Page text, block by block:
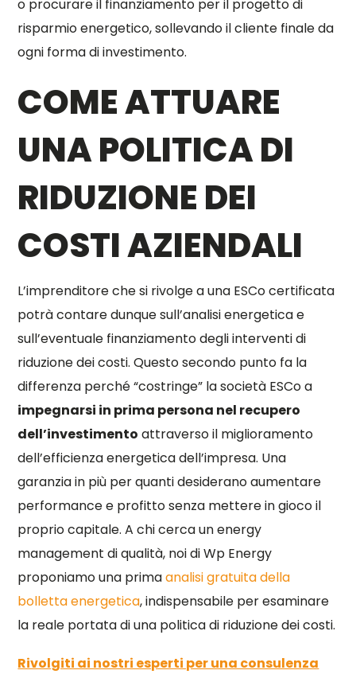
o procurare il finanziamento per il progetto di
risparmio energetico, sollevando il cliente finale da
ogni forma di investimento.
COME ATTUARE
UNA POLITICA DI
RIDUZIONE DEI
COSTI AZIENDALI
L’imprenditore che si rivolge a una ESCo certificata
potrà contare dunque sull’analisi energetica e
sull’eventuale finanziamento degli interventi di
riduzione dei costi. Questo secondo punto fa la
differenza perché “costringe” la società ESCo a
impegnarsi in prima persona nel recupero
dell’investimento attraverso il miglioramento
dell’efficienza energetica dell’impresa. Una
garanzia in più per quanti desiderano aumentare
performance e profitto senza mettere in gioco il
proprio capitale. A chi cerca un energy
management di qualità, noi di Wp Energy
proponiamo una primaanalisi gratuita della
bolletta energetica, indispensabile per esaminare
la reale portata di una politica di riduzione dei costi.
Rivolgiti ai nostri esperti per una consulenza